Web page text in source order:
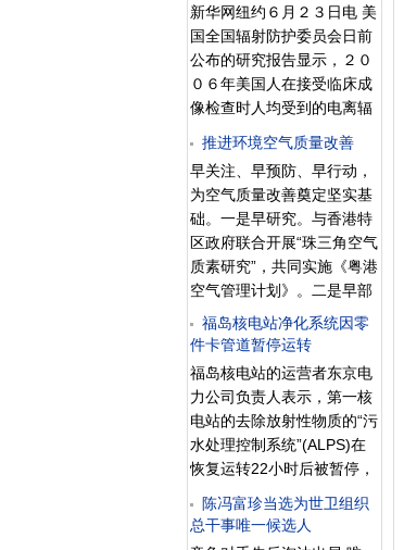
理学有本末倒置之嫌，这是
从原子核的质量
原子能机构的合作带来负面
影响”。 目前，安理会常任
理事国仍未就英法两国３日
提交的有关伊朗核问题的决
议草案达成一致
交流。这次研讨会由中华医
学会放射医学与防护学分会
和解放军辐射医学专业委员
会主办，军事医学科学院放
射与辐射医学研究所承办。
中国工程院吴德昌院士、程
天民院士、潘自强院士、陈
君石院士，中国科学院秦伯
益院士、贺福初院士等到会
并参加了讨论。 作为放
射医学与辐射防护学领域相
互交流学习的一次重要活
外从事放射医学与辐射防护
学专家的积极响应。本届研
讨会共收录到研讨论文48
篇，反映出的信息令人欣
喜：军内外放射
新华网纽约６月２３日电 美
国全国辐射防护委员会日前
公布的研究报告显示，２０
０６年美国人在接受临床成
像检查时人均受到的电离辐
射量比１９９８年增加了近
５倍。报告提醒说，放射性
医学检查的副作用不容忽
视。 根据这份报告，人类以
前受到的主要是天然辐射，
如今主要是影像诊断过程中
的辐射。报告主要作者弗雷
德·梅特勒博士说：“这绝对
是一个警讯。与医疗辐射相
比，现在其他各种辐射实在
算不了什么。” 放射学的发
展从根本上改变了医疗手
段。通过ＣＴ扫描和核医学
检查，医生能够迅速
推进环境空气质量改善
早关注、早预防、早行动，
为空气质量改善奠定坚实基
础。一是早研究。与香港特
区政府联合开展“珠三角空气
质素研究”，共同实施《粤港
空气管理计划》。二是早部
署。2009年，出台全国首个
大气污染防治政府规章《广
东省珠江三角洲大气污染防
治办法》。三是早行动。建
成国内领先的区域空气质量
监测网络和区域空气质量监
测重点实验室。 抓分
区、重引导、优准入，促进
区域经济环境协调发展。优
化产业布局。引导石化、钢
福岛核电站净化系统因零
件卡管道暂停运转
福岛核电站的运营者东京电
力公司负责人表示，第一核
电站的去除放射性物质的“污
水处理控制系统”(ALPS)在
恢复运转22小时后被暂停，
原因是橡胶零件卡在其中一
个管道内。 “污水处理控制
陈冯富珍当选为世卫组织
总干事唯一候选人